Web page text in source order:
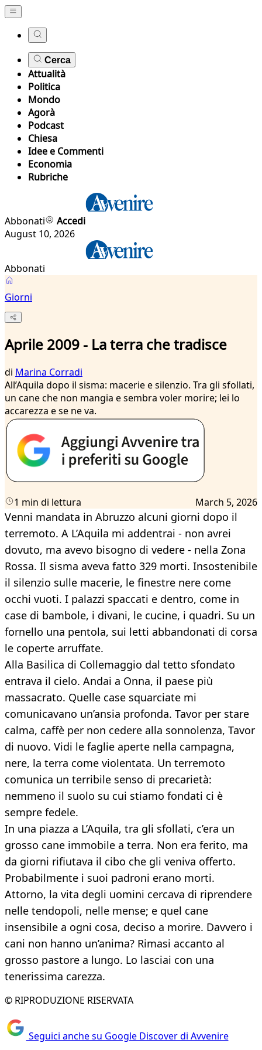
Cerca
Attualità
Politica
Mondo
Agorà
Podcast
Chiesa
Idee e Commenti
Economia
Rubriche
Abbonati
Accedi
August 10, 2026
Abbonati
Giorni
Aprile 2009 - La terra che tradisce
di Marina Corradi
All’Aquila dopo il sisma: macerie e silenzio. Tra gli sfollati,
un cane che non mangia e sembra voler morire; lei lo
accarezza e se ne va.
1 min di lettura March 5, 2026
Venni mandata in Abruzzo alcuni giorni dopo il
terremoto. A L’Aquila mi addentrai - non avrei
dovuto, ma avevo bisogno di vedere - nella Zona
Rossa. Il sisma aveva fatto 329 morti. Insostenibile
il silenzio sulle macerie, le finestre nere come
occhi vuoti. I palazzi spaccati e dentro, come in
case di bambole, i divani, le cucine, i quadri. Su un
fornello una pentola, sui letti abbandonati di corsa
le coperte arruffate.
Alla Basilica di Collemaggio dal tetto sfondato
entrava il cielo. Andai a Onna, il paese più
massacrato. Quelle case squarciate mi
comunicavano un’ansia profonda. Tavor per stare
calma, caffè per non cedere alla sonnolenza, Tavor
di nuovo. Vidi le faglie aperte nella campagna,
nere, la terra come violentata. Un terremoto
comunica un terribile senso di precarietà:
nemmeno il suolo su cui stiamo fondati ci è
sempre fedele.
In una piazza a L’Aquila, tra gli sfollati, c’era un
grosso cane immobile a terra. Non era ferito, ma
da giorni rifiutava il cibo che gli veniva offerto.
Probabilmente i suoi padroni erano morti.
Attorno, la vita degli uomini cercava di riprendere
nelle tendopoli, nelle mense; e quel cane
insensibile a ogni cosa, deciso a morire. Davvero i
cani non hanno un’anima? Rimasi accanto al
grosso pastore a lungo. Lo lasciai con una
tenerissima carezza.
© RIPRODUZIONE RISERVATA
Seguici anche su Google Discover di Avvenire